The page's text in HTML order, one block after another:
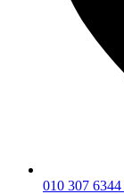
010 307 6344